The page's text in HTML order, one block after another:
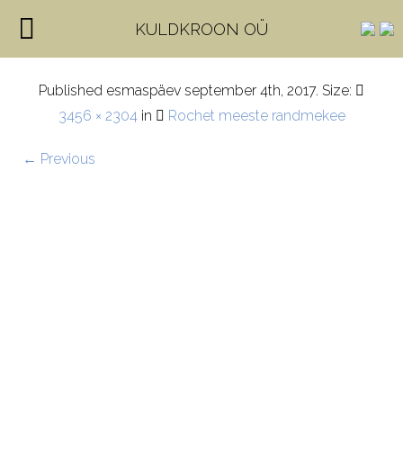
IMG_0965-1
Published esmaspäev september 4th, 2017. Size:
3456 × 2304in Rochet meeste randmekee
← Previous
KULDKROON OÜ